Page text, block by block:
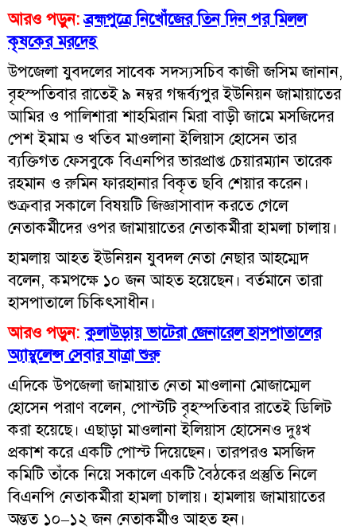
আরও পড়ুন: ব্রহ্মপুত্রে নিখোঁজের তিন দিন পর মিলল
কৃষকের মরদেহ
উপজেলা যুবদলের সাবেক সদস্যসচিব কাজী জসিম জানান,
বৃহস্পতিবার রাতেই ৯ নম্বর গন্ধর্ব্যপুর ইউনিয়ন জামায়াতের
আমির ও পালিশারা শাহমিরান মিরা বাড়ী জামে মসজিদের
পেশ ইমাম ও খতিব মাওলানা ইলিয়াস হোসেন তার
ব্যক্তিগত ফেসবুকে বিএনপির ভারপ্রাপ্ত চেয়ারম্যান তারেক
রহমান ও রুমিন ফারহানার বিকৃত ছবি শেয়ার করেন।
শুক্রবার সকালে বিষয়টি জিজ্ঞাসাবাদ করতে গেলে
নেতাকর্মীদের ওপর জামায়াতের নেতাকর্মীরা হামলা চালায়।
হামলায় আহত ইউনিয়ন যুবদল নেতা নেছার আহম্মেদ
বলেন, কমপক্ষে ১০ জন আহত হয়েছেন। বর্তমানে তারা
হাসপাতালে চিকিৎসাধীন।
আরও পড়ুন: কুলাউড়ায় ভাটেরা জেনারেল হাসপাতালের
অ্যাম্বুলেন্স সেবার যাত্রা শুরু
এদিকে উপজেলা জামায়াত নেতা মাওলানা মোজাম্মেল
হোসেন পরাণ বলেন, পোস্টটি বৃহস্পতিবার রাতেই ডিলিট
করা হয়েছে। এছাড়া মাওলানা ইলিয়াস হোসেনও দুঃখ
প্রকাশ করে একটি পোস্ট দিয়েছেন। তারপরও মসজিদ
কমিটি তাঁকে নিয়ে সকালে একটি বৈঠকের প্রস্তুতি নিলে
বিএনপি নেতাকর্মীরা হামলা চালায়। হামলায় জামায়াতের
অন্তত ১০–১২ জন নেতাকর্মীও আহত হন।